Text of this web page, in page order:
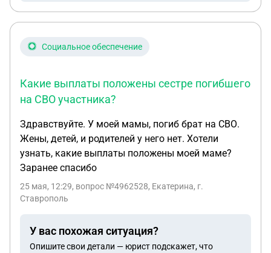
Социальное обеспечение
Какие выплаты положены сестре погибшего
на СВО участника?
Здравствуйте. У моей мамы, погиб брат на СВО.
Жены, детей, и родителей у него нет. Хотели
узнать, какие выплаты положены моей маме?
Заранее спасибо
25 мая, 12:29, вопрос №4962528, Екатерина, г.
Ставрополь
У вас похожая ситуация?
Опишите свои детали — юрист подскажет, что